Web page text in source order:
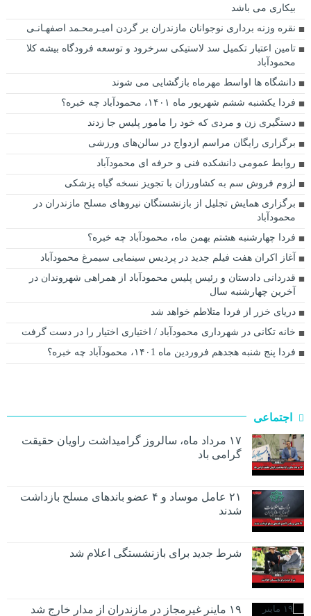
بیکاری می باشد
نقره وزنه برداری نوجوانان مازندران بر گردن امیـرمحـمد اصفهـانـی
تامین اعتبار تکمیل سد لاستیکی سرخرود و توسعه فرودگاه بیشه کلا
محمودآباد
دانشگاه ها اواسط مهرماه بازگشایی می شوند
فردا یکشنبه ششم شهریور ماه ۱۴۰۱، محمودآباد چه خبره؟
دستگیری زن و مردی که خود را مامور پلیس جا زدند
برگزاری رایگان مراسم ازدواج در سالن‌های ورزشی
روابط عمومی دانشکده فنی و حرفه ای محمودآباد
لزوم فروش سم به کشاورزان با تجویز نسخه گیاه پزشکی
برگزاری همایش تجلیل از بازنشستگان نیروهای مسلح مازندران در
محمودآباد
فردا چهارشنبه هشتم بهمن ماه، محمودآباد چه خبره؟
آغاز اکران هفت فیلم جدید در پردیس سینمایی سیمرغ محمودآباد
قدردانی دادستان و رئیس پلیس محمودآباد از همراهی شهروندان در
آخرین چهارشنبه سال
دریای خزر از فردا متلاطم خواهد شد
خانه تکانی در شهرداری محمودآباد / اختیاری اختیار را در دست گرفت
فردا پنج شنبه هجدهم فروردین ماه ۱۴۰1، محمودآباد چه خبره؟
اجتماعی
۱۷ مرداد ماه، سالروز گرامیداشت راویان حقیقت
گرامی باد
۲۱ عامل موساد و ۴ عضو باند‌های مسلح بازداشت
شدند
شرط جدید برای بازنشستگی اعلام شد
۱۹ ماینر غیرمجاز در مازندران از مدار خارج شد